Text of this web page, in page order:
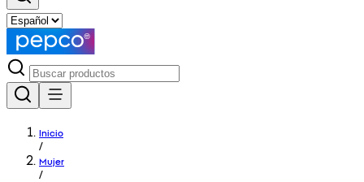
Inicio
/
Mujer
/